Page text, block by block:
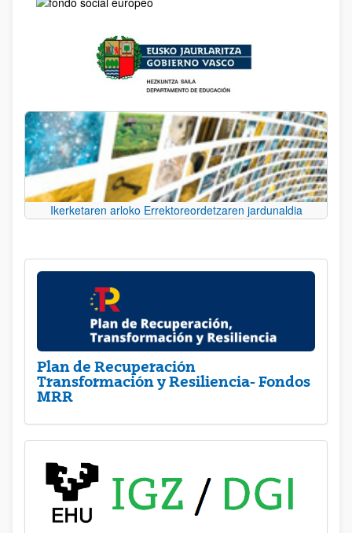
Ikerketaren arloko Errektoreordetzaren jardunaldia
Plan de Recuperación
Transformación y Resiliencia- Fondos
MRR